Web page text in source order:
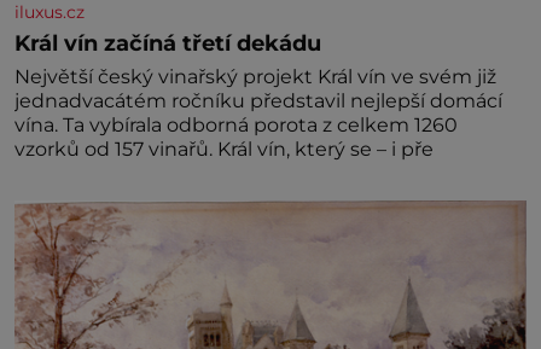
iluxus.cz
Král vín začíná třetí dekádu
Největší český vinařský projekt Král vín ve svém již
jednadvacátém ročníku představil nejlepší domácí
vína. Ta vybírala odborná porota z celkem 1260
vzorků od 157 vinařů. Král vín, který se – i pře